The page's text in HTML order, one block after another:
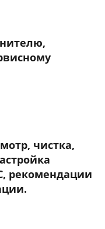
чистка,
рекомендации